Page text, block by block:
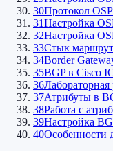
30Протокол
31Настройка
32Настройка
33Стык
34Border
35BGP в Cisco
36
37Атрибуты в
38Работа с
39Настройка
40Особенности